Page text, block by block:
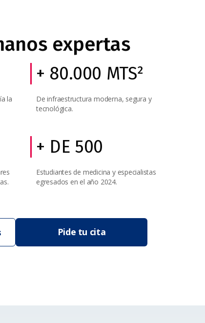
expertas
la
+ 80.000 MTS²​
De infraestructura moderna, segura y
tecnológica.
+ DE 500​
Estudiantes de medicina y especialistas
egresados en el año 2024.
Pide tu cita